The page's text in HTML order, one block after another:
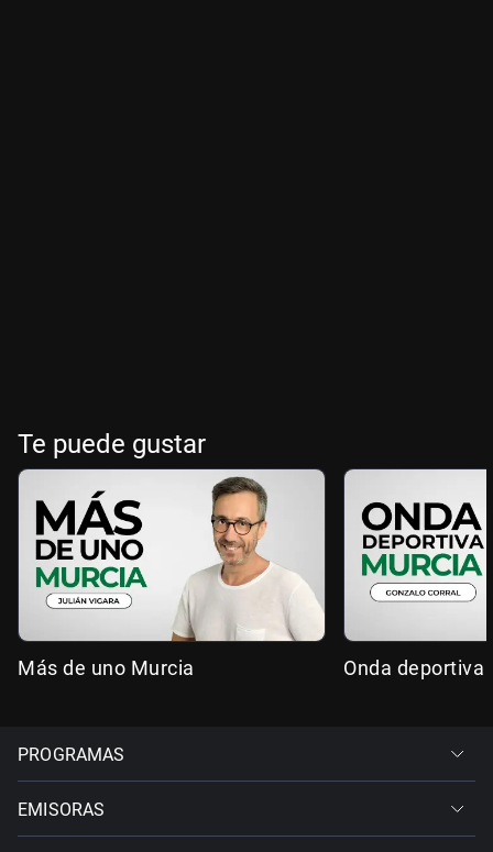
Te puede gustar
Más de uno Murcia Onda deportiva
PROGRAMAS
EMISORAS